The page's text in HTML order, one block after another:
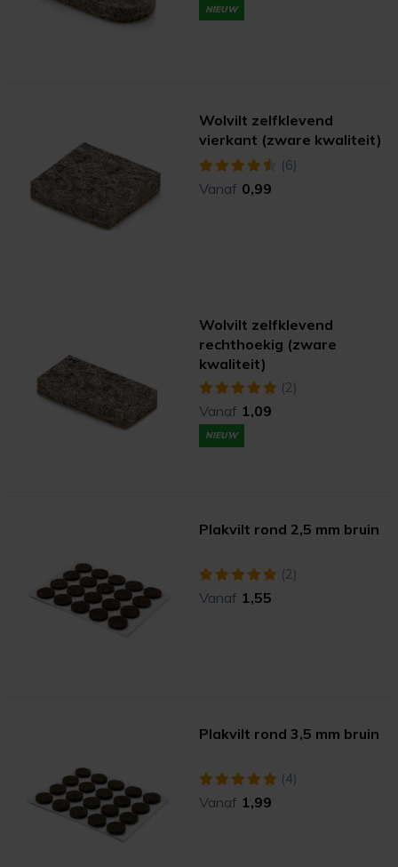
NIEUW
Wolvilt zelfklevend
vierkant (zware kwaliteit)
(6)
Vanaf 0,99
Wolvilt zelfklevend
rechthoekig (zware
kwaliteit)
(2)
Vanaf 1,09
NIEUW
Plakvilt rond 2,5 mm bruin
(2)
Vanaf 1,55
Plakvilt rond 3,5 mm bruin
(4)
Vanaf 1,99